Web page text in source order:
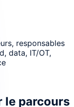
responsables
data, IT/OT,
le parcours